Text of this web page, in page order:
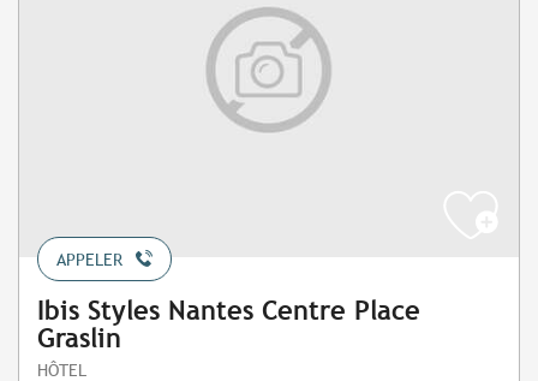
APPELER
Ibis Styles Nantes Centre Place
Graslin
HÔTEL